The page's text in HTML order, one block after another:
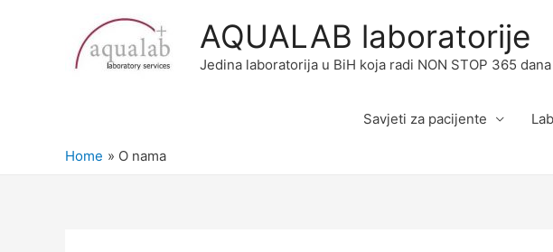
AQUALAB laboratorije
Jedina laboratorija u BiH koja radi NON STOP 365
Savjeti za pacijente
Home O nama